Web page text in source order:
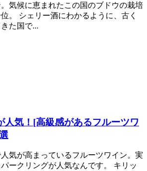
気候に恵まれたこの国のブドウの栽培
。 シェリー酒にわかるように、古く
た国で...
人気！[高級感があるフルーツワ
気が高まっているフルーツワイン。実
ークリングが人気なんです。 キリッ